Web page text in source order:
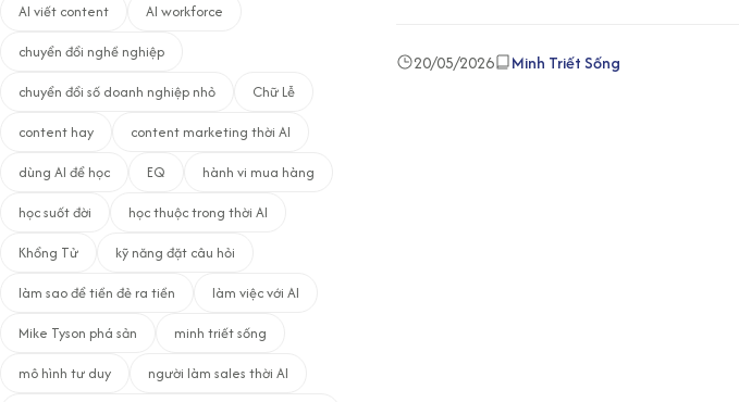
AI viết content
AI workforce
chuyển đổi nghề nghiệp
chuyển đổi số doanh nghiệp nhỏ
Chữ Lễ
content hay
content marketing thời AI
dùng AI để học
EQ
hành vi mua hàng
học suốt đời
học thuộc trong thời AI
Khổng Tử
kỹ năng đặt câu hỏi
làm sao để tiền đẻ ra tiền
làm việc với AI
Mike Tyson phá sản
minh triết sống
mô hình tư duy
người làm sales thời AI
20/05/2026 Minh Triết Sống